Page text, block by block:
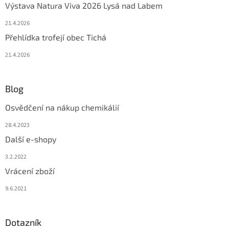
Výstava Natura Viva 2026 Lysá nad Labem
21.4.2026
Přehlídka trofejí obec Tichá
21.4.2026
Blog
Osvědčení na nákup chemikálií
28.4.2023
Další e-shopy
3.2.2022
Vrácení zboží
9.6.2021
Dotazník